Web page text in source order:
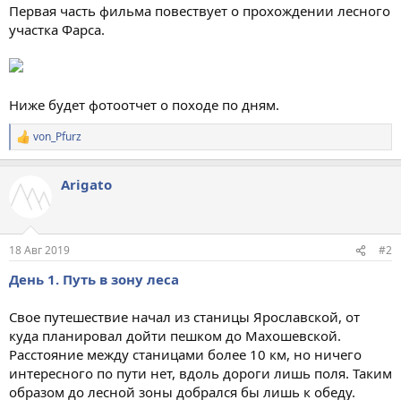
Первая часть фильма повествует о прохождении лесного
участка Фарса.
Ниже будет фотоотчет о походе по дням.
Р
е
к
ц
von_Pfurz
Arigato
18 Авг 2019 #2
День 1. Путь в зону леса
Свое путешествие начал из станицы Ярославской, от
куда планировал дойти пешком до Махошевской.
Расстояние между станицами более 10 км, но ничего
интересного по пути нет, вдоль дороги лишь поля. Таким
образом до лесной зоны добрался бы лишь к обеду.